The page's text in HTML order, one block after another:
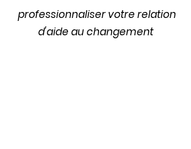
professionnaliser votre relation
d'aide au changement